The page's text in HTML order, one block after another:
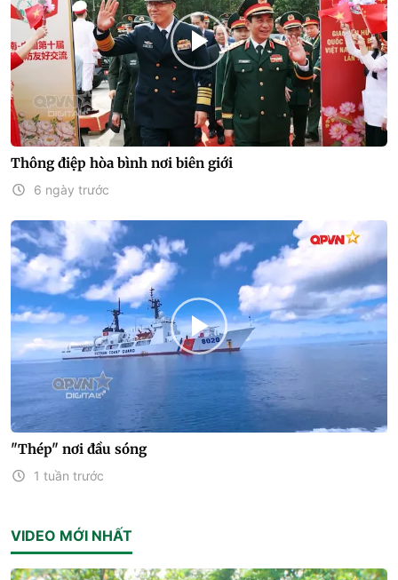
Thông điệp hòa bình nơi biên giới
6 ngày trước
"Thép" nơi đầu sóng
1 tuần trước
VIDEO MỚI NHẤT